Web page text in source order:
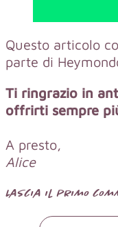
Questo articolo
parte di
Ti ringrazio in
offrirti sempre
A presto,
Alice
Lascia il primo